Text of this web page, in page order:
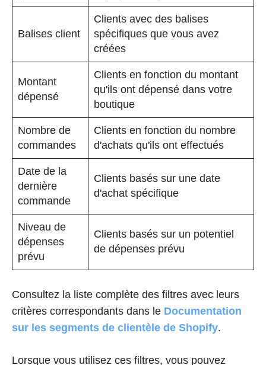
Balises client
Clients avec des balises
spécifiques que vous avez
créées
Montant
dépensé
Clients en fonction du montant
qu'ils ont dépensé dans votre
boutique
Nombre de
commandes
Clients en fonction du nombre
d'achats qu'ils ont effectués
Date de la
dernière
commande
Clients basés sur une date
d'achat spécifique
Niveau de
dépenses
prévu
Clients basés sur un potentiel
de dépenses prévu
Consultez la liste complète des filtres avec leurs
critères correspondants dans le Documentation
sur les segments de clientèle de Shopify.
Lorsque vous utilisez ces filtres, vous pouvez